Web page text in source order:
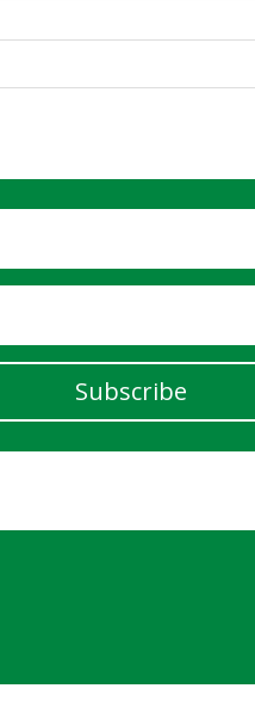
Subscribe